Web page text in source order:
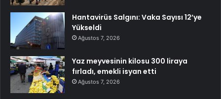
Hantavirüs Salgını: Vaka Sayısı 12’ye
Yükseldi
Ağustos 7, 2026
Yaz meyvesinin kilosu 300 liraya
fırladı, emekli isyan etti
Ağustos 7, 2026